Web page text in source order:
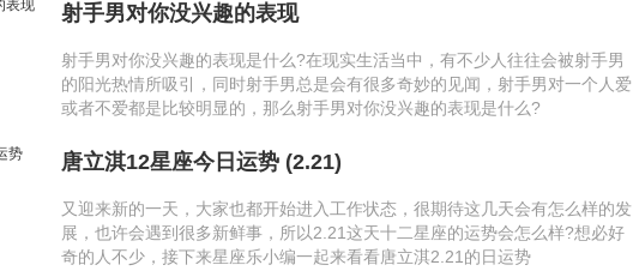
射手男对你没兴趣的表现
射手男对你没兴趣的表现是什么?在现实生活当中，有不少人往往会被射手男
的阳光热情所吸引，同时射手男总是会有很多奇妙的见闻，射手男对一个人爱
或者不爱都是比较明显的，那么射手男对你没兴趣的表现是什么?
唐立淇12星座今日运势 (2.21)
又迎来新的一天，大家也都开始进入工作状态，很期待这几天会有怎么样的发
展，也许会遇到很多新鲜事，所以2.21这天十二星座的运势会怎么样?想必好
奇的人不少，接下来星座乐小编一起来看看唐立淇2.21的日运势